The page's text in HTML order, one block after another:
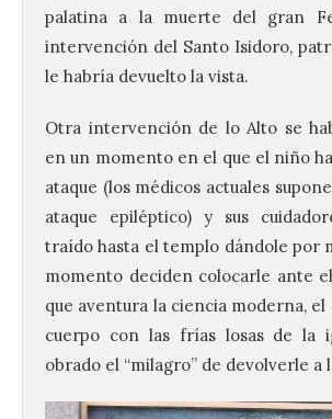
palatina a la muerte del gran
intervención del Santo Isidoro,
le habría devuelto la vista.
Otra intervención de lo Alto se
en un momento en el que el niño
ataque (los médicos actuales
ataque epiléptico) y sus
traído hasta el templo dándole por
momento deciden colocarle ante
que aventura la ciencia moderna,
cuerpo con las frías losas de la
obrado el “milagro” de devolverle a